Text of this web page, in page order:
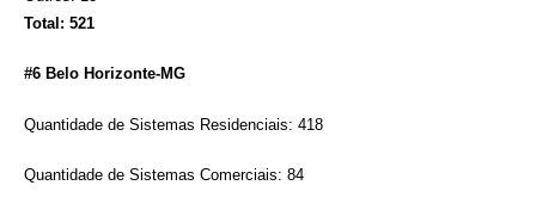
Total: 521
#6 Belo Horizonte-MG
Quantidade de Sistemas Residenciais: 418
Quantidade de Sistemas Comerciais: 84